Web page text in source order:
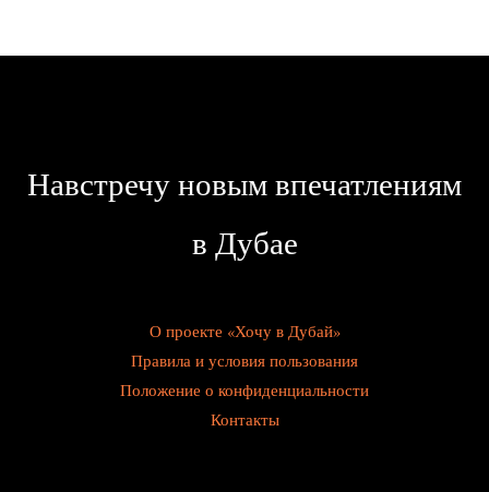
Навстречу новым впечатлениям
в Дубае
О проекте «Хочу в Дубай»
Правила и условия пользования
Положение о конфиденциальности
Контакты